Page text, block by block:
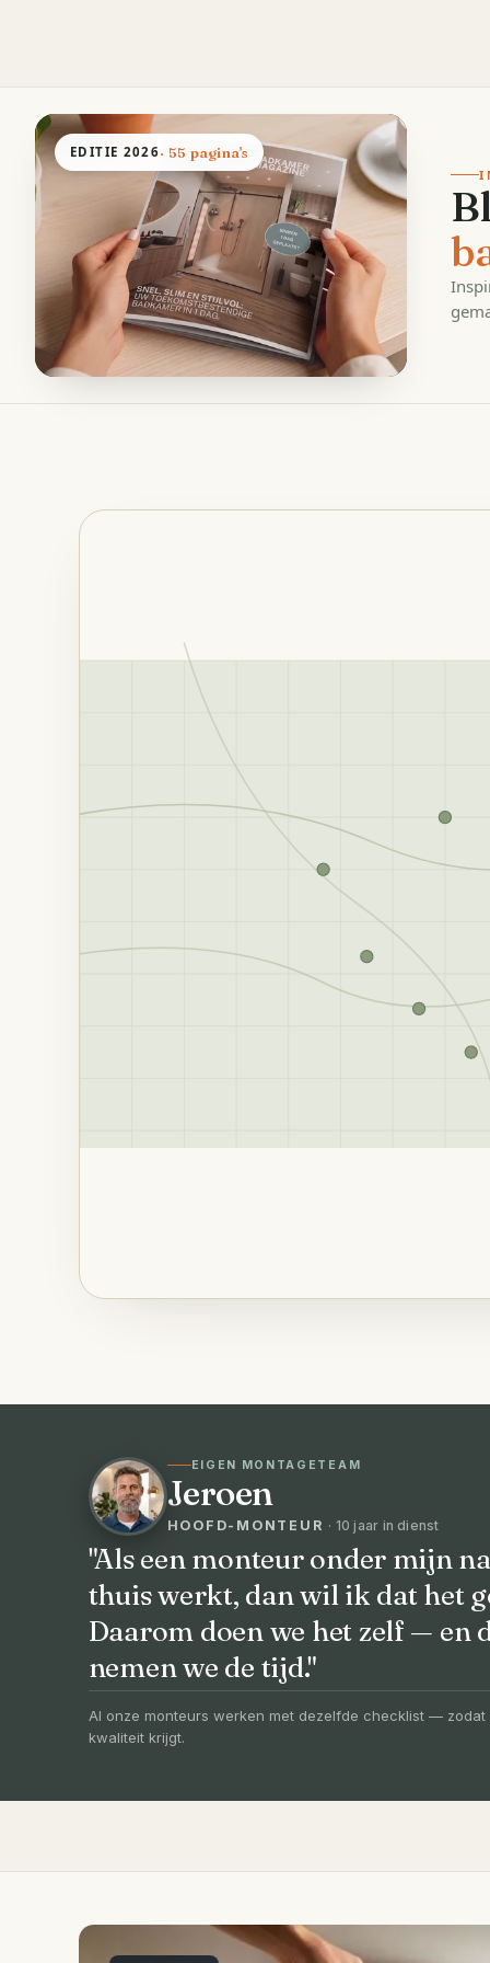
EDITIE 2026· 55 pagina's
EIGEN MONTAGETEAM
Jeroen
HOOFD-MONTEUR · 10 jaar in dienst
"Als een monteur onder mijn
thuis werkt, dan wil ik dat het
Daarom doen we het zelf — en
nemen we de tijd."
Al onze monteurs werken met dezelfde checklist —
kwaliteit krijgt.
VOORHEEN → NA
Uw badkamer,
vernieuwd in